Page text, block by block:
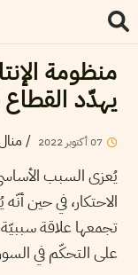
منظومة
يهدّد
07أكتوبر 2022
/
يُعزى السبب
الاحتكار، في حين
تجمعها علاقة
على التحكّم في